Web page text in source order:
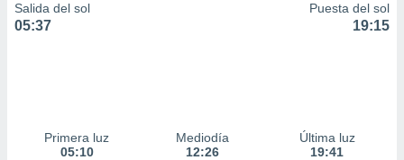
Salida del sol
05:37
Puesta del sol
19:15
Primera luz
05:10
Mediodía
12:26
Última luz
19:41